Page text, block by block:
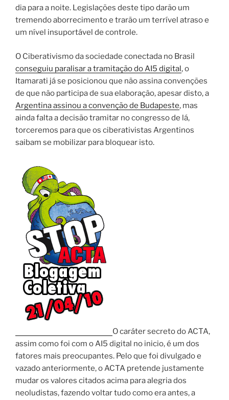
dia para a noite. Legislações deste tipo darão um
tremendo aborrecimento e trarão um terrível atraso e
um nível insuportável de controle.
O Ciberativismo da sociedade conectada no Brasil
conseguiu paralisar a tramitação do AI5 digital, o
Itamarati já se posicionou que não assina convenções
de que não participa de sua elaboração, apesar disto, a
Argentina assinou a convenção de Budapeste, mas
ainda falta a decisão tramitar no congresso de lá,
torceremos para que os ciberativistas Argentinos
saibam se mobilizar para bloquear isto.
O caráter secreto do ACTA,
assim como foi com o AI5 digital no inicio, é um dos
fatores mais preocupantes. Pelo que foi divulgado e
vazado anteriormente, o ACTA pretende justamente
mudar os valores citados acima para alegria dos
neoludistas, fazendo voltar tudo como era antes, a